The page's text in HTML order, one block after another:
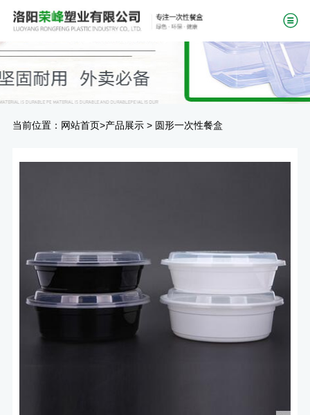
当前位置： 网站首页>产品展示> 圆形一次性餐盒